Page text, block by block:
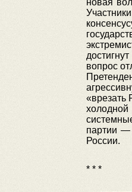
новая
вопрос
«врезать
партии —
России.
* * *